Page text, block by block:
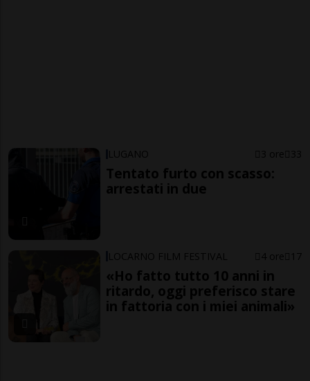
LUGANO 3 ore 33
Tentato furto con scasso:
arrestati in due
LOCARNO FILM FESTIVAL 4 ore 17
«Ho fatto tutto 10 anni in
ritardo, oggi preferisco stare
in fattoria con i miei animali»